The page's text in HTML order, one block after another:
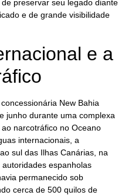
preservar seu legado diante
e de grande visibilidade
e a
New Bahia
junho durante uma complexa
narcotráfico no Oceano
internacionais, a
sul das Ilhas Canárias, na
espanholas
permanecido sob
cerca de 500 quilos de